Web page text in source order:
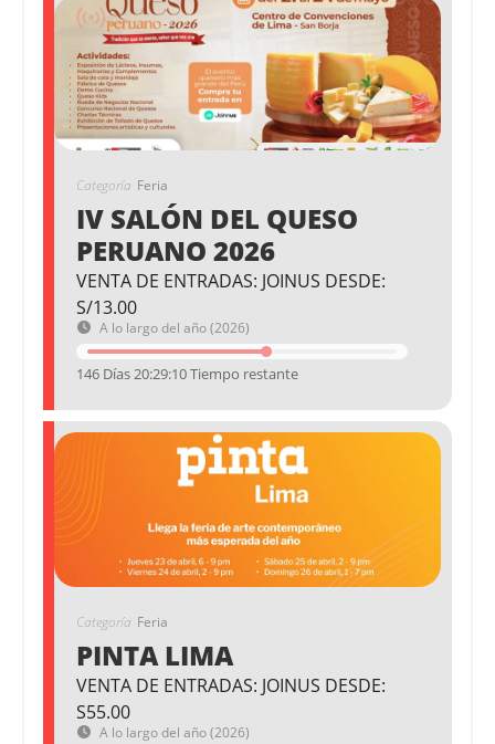
Categoría Feria
IV SALÓN DEL QUESO
PERUANO 2026
VENTA DE ENTRADAS: JOINUS DESDE:
S/13.00
A lo largo del año (2026)
146 Días 20:29:09 Tiempo restante
Categoría Feria
PINTA LIMA
VENTA DE ENTRADAS: JOINUS DESDE:
S55.00
A lo largo del año (2026)